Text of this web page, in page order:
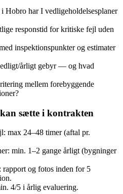
Hobro har I vedligeholdelsesplaner
responstid for kritiske fejl uden
inspektionspunkter og estimater
årligt gebyr — og hvad
mellem forebyggende
sætte i kontrakten
max 24–48 timer (aftal pr.
min. 1–2 gange årligt (bygninger
og fotos inden for 5
4/5 i årlig evaluering.